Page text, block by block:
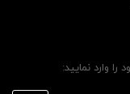
وارد نمایید: